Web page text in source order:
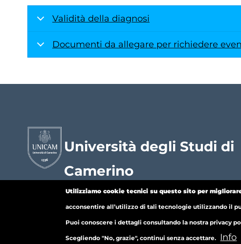
Utilizziamo cookie tecnici su questo sito per
acconsentire all’utilizzo di tali tecnologie utilizzando il
Puoi conoscere i dettagli consultando la nostra privacy
Scegliendo "No, grazie", continui senza accettare. Info
Validità della diagnosi
Documenti da allegare per richiedere
Università degli Studi di
Camerino
Home Unicam News Posta elettronica